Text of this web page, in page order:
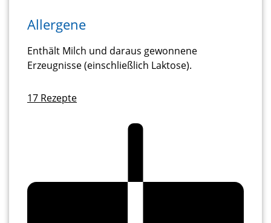
Allergene
Enthält Milch und daraus gewonnene
Erzeugnisse (einschließlich Laktose).
17 Rezepte